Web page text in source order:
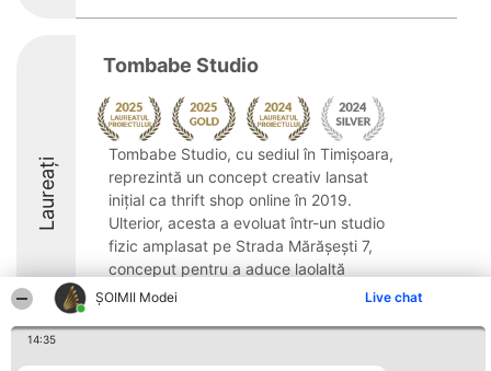
ȘOIMII Modei Live chat
14:35
Laureați
Tombabe Studio
Tombabe Studio, cu sediul în Timișoara,
reprezintă un concept creativ lansat
inițial ca thrift shop online în 2019.
Ulterior, acesta a evoluat într-un studio
fizic amplasat pe Strada Mărășești 7,
conceput pentru a aduce laolaltă
designeri locali, ...
9.1